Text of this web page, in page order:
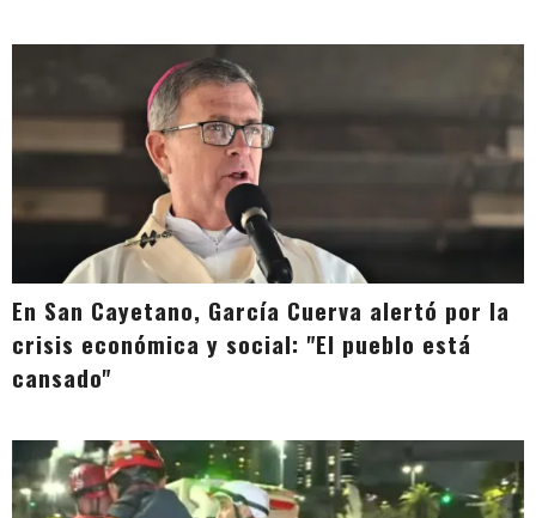
En San Cayetano, García Cuerva alertó por la
crisis económica y social: "El pueblo está
cansado"